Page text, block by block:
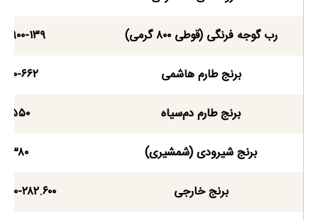
رب گوجه فرنگی (قوطی ۸۰۰ گرمی) ۱۱۹.۹۰۰-
برنج طارم هاشمی ۵۰۰-۶۶۲
برنج طارم دم‌سیاه ۵۵۰
برنج شیرودی (شمشیری) ۳۸۰
برنج خارجی ۲۱۶.۳۰۰-